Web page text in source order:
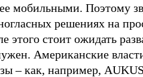
мобильными. Поэтому
решениях на
этого стоит ожидать
Американские
– как, например,